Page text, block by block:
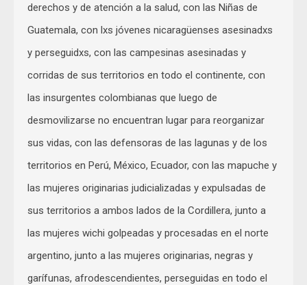
derechos y de atención a la salud, con las Niñas de
Guatemala, con lxs jóvenes nicaragüenses asesinadxs
y perseguidxs, con las campesinas asesinadas y
corridas de sus territorios en todo el continente, con
las insurgentes colombianas que luego de
desmovilizarse no encuentran lugar para reorganizar
sus vidas, con las defensoras de las lagunas y de los
territorios en Perú, México, Ecuador, con las mapuche y
las mujeres originarias judicializadas y expulsadas de
sus territorios a ambos lados de la Cordillera, junto a
las mujeres wichi golpeadas y procesadas en el norte
argentino, junto a las mujeres originarias, negras y
garífunas, afrodescendientes, perseguidas en todo el